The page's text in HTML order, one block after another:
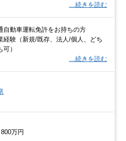
…続きを読む
自動車運転免許をお持ちの方
経験（新規/既存、法人/個人、どち
可）
…続きを読む
万円